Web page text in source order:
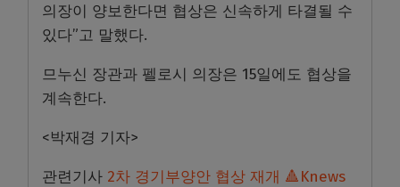
의장이 양보한다면 협상은 신속하게 타결될 수
있다”고 말했다.
므누신 장관과 펠로시 의장은 15일에도 협상을
계속한다.
<박재경 기자>
관련기사 2차 경기부양안 협상 재개 🔺Knews